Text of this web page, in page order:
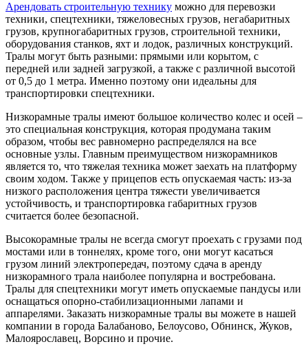
Арендовать строительную технику можно для перевозки
техники, спецтехники, тяжеловесных грузов, негабаритных
грузов, крупногабаритных грузов, строительной техники,
оборудования станков, яхт и лодок, различных конструкций.
Тралы могут быть разными: прямыми или корытом, с
передней или задней загрузкой, а также с различной высотой
от 0,5 до 1 метра. Именно поэтому они идеальны для
транспортировки спецтехники.
Низкорамные тралы имеют большое количество колес и осей –
это специальная конструкция, которая продумана таким
образом, чтобы вес равномерно распределялся на все
основные узлы. Главным преимуществом низкорамников
является то, что тяжелая техника может заехать на платформу
своим ходом. Также у прицепов есть опускаемая часть: из-за
низкого расположения центра тяжести увеличивается
устойчивость, и транспортировка габаритных грузов
считается более безопасной.
Высокорамные тралы не всегда смогут проехать с грузами под
мостами или в тоннелях, кроме того, они могут касаться
грузом линий электропередач, поэтому сдача в аренду
низкорамного трала наиболее популярна и востребована.
Тралы для спецтехники могут иметь опускаемые пандусы или
оснащаться опорно-стабилизационными лапами и
аппарелями. Заказать низкорамные тралы вы можете в нашей
компании в города Балабаново, Белоусово, Обнинск, Жуков,
Малоярославец, Ворсино и прочие.